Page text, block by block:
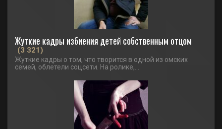
Жуткие кадры избиения детей собственным отцом
(3 321)
Жуткие кадры о том, что творится в одной из омских
семей, облетели соцсети. На ролике,...